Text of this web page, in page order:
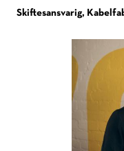
Skiftesansvarig,